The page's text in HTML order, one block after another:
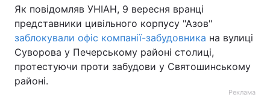
Як повідомляв УНІАН, 9 вересня вранці
представники цивільного корпусу "Азов"
заблокували офіс компанії-забудовника на вулиці
Суворова у Печерському районі столиці,
протестуючи проти забудови у Святошинському
районі.
Реклама